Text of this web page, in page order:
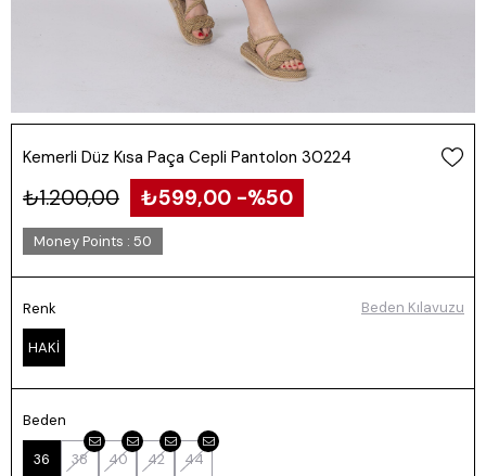
Kemerli Düz Kısa Paça Cepli Pantolon 30224
₺1.200,00 ₺599,00 50
Money Points : 50
Renk
HAKİ
Beden
36 38 40 42 44
Beden Kılavuzu